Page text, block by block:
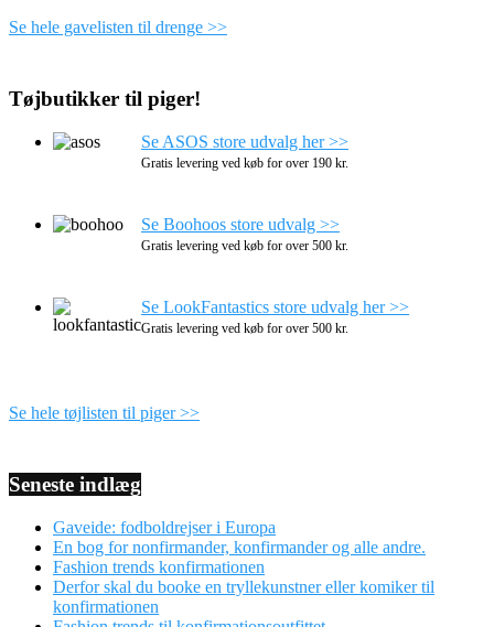
Se hele gavelisten til drenge >>
Tøjbutikker til piger!
Se ASOS store udvalg her >>
Gratis levering ved køb for over 190 kr.
Se Boohoos store udvalg >>
Gratis levering ved køb for over 500 kr.
Se LookFantastics store udvalg her >>
Gratis levering ved køb for over 500 kr.
Se hele tøjlisten til piger >>
Seneste indlæg
Gaveide: fodboldrejser i Europa
En bog for nonfirmander, konfirmander og alle andre.
Fashion trends konfirmationen
Derfor skal du booke en tryllekunstner eller komiker til
konfirmationen